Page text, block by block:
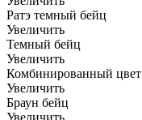
Ратэ темный бейц
Увеличить
Темный бейц
Увеличить
Комбинированный цвет
Увеличить
Браун бейц